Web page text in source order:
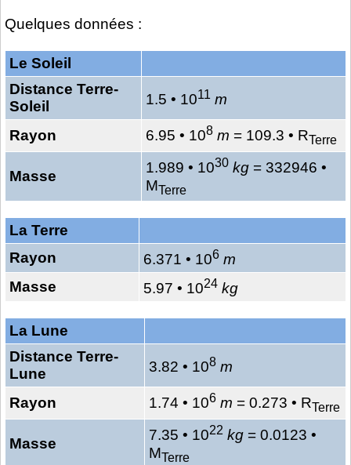
Quelques données :
Le Soleil
Distance Terre-
Soleil
1.5 • 1011 m
Rayon 6.95 • 108 m = 109.3 • RTerre
Masse
1.989 • 1030 kg = 332946 •
MTerre
La Terre
Rayon
6.371 • 106 m
Masse
5.97 • 1024 kg
La Lune
Distance Terre-
Lune
3.82 • 108 m
Rayon 1.74 • 106 m = 0.273 • RTerre
Masse
7.35 • 1022 kg = 0.0123 •
MTerre